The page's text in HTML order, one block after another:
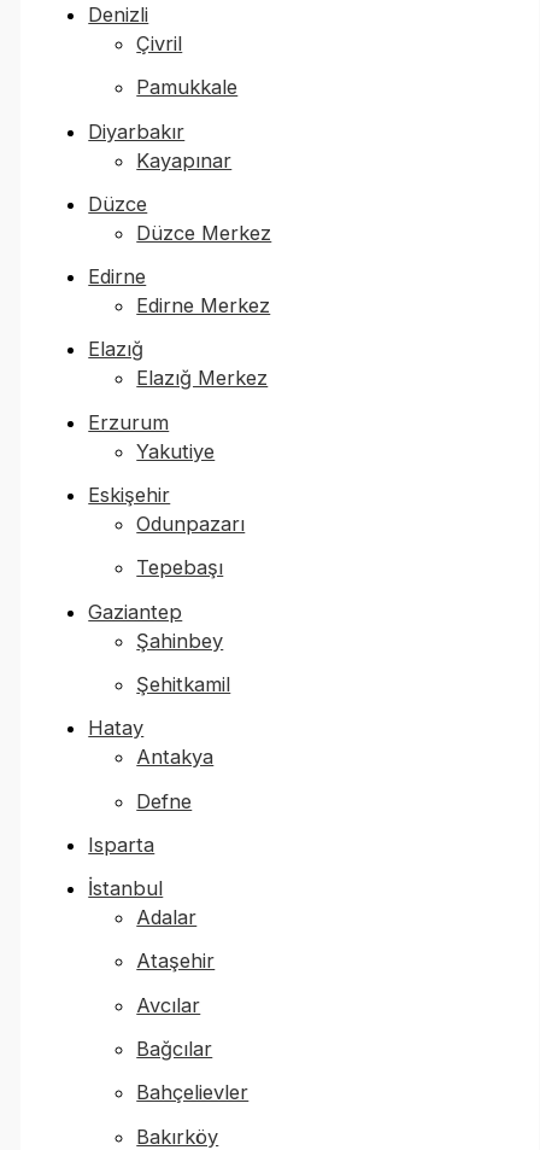
Denizli
Çivril
Pamukkale
Diyarbakır
Kayapınar
Düzce
Düzce Merkez
Edirne
Edirne Merkez
Elazığ
Elazığ Merkez
Erzurum
Yakutiye
Eskişehir
Odunpazarı
Tepebaşı
Gaziantep
Şahinbey
Şehitkamil
Hatay
Antakya
Defne
Isparta
İstanbul
Adalar
Ataşehir
Avcılar
Bağcılar
Bahçelievler
Bakırköy